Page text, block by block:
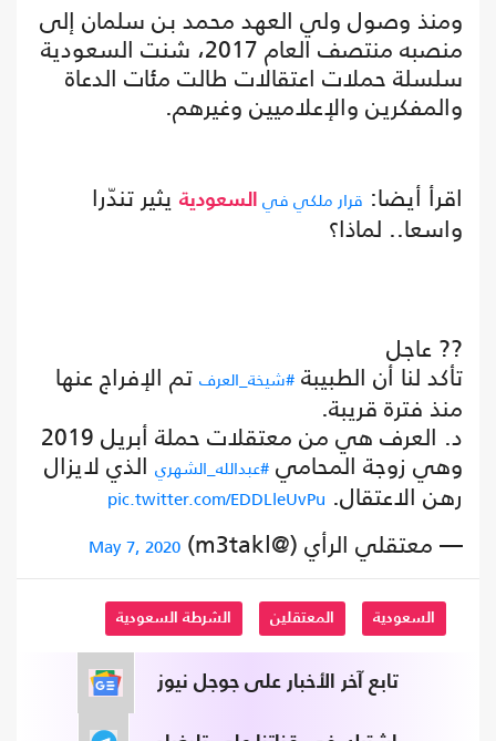
ومنذ وصول ولي العهد محمد بن سلمان إلى
منصبه منتصف العام 2017، شنت السعودية
سلسلة حملات اعتقالات طالت مئات الدعاة
والمفكرين والإعلاميين وغيرهم.
اقرأ أيضا: قرار ملكي في السعودية يثير تندّرا
واسعا.. لماذا؟
?? عاجل
تأكد لنا أن الطبيبة #شيخة_العرف تم الإفراج عنها
منذ فترة قريبة.
د. العرف هي من معتقلات حملة أبريل 2019
وهي زوجة المحامي #عبدالله_الشهري الذي لايزال
رهن الاعتقال. pic.twitter.com/EDDLleUvPu
— معتقلي الرأي (@m3takl) May 7, 2020
السعودية المعتقلين الشرطة السعودية
تابع آخر الأخبار على جوجل نيوز